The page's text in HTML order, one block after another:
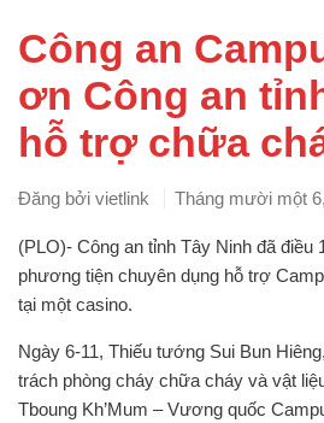
Công an
ơn Công an
hỗ trợ chữa
Đăng bởi vietlink Tháng mười một
(PLO)- Công an tỉnh Tây Ninh đã điều
phương tiện chuyên dụng hỗ trợ
tại một casino.
Ngày 6-11, Thiếu tướng Sui Bun
trách phòng cháy chữa cháy và vật
Tboung Kh’Mum – Vương quốc